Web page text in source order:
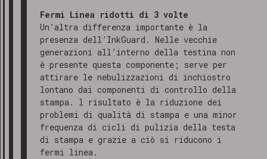
Fermi Linea ridotti di 3 volte
Un’altra differenza importante è la
presenza dell’InkGuard. Nelle vecchie
generazioni all’interno della testina non
è presente questa componente; serve per
attirare le nebulizzazioni di inchiostro
lontano dai componenti di controllo della
stampa. l risultato è la riduzione dei
problemi di qualità di stampa e una minor
frequenza di cicli di pulizia della testa
di stampa e grazie a ciò si riducono i
fermi linea.